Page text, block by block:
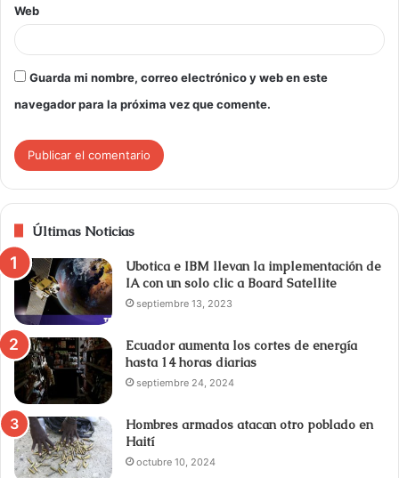
Web
Guarda mi nombre, correo electrónico y web en este
navegador para la próxima vez que comente.
Últimas Noticias
Ubotica e IBM llevan la implementación de
IA con un solo clic a Board Satellite
septiembre 13, 2023
Ecuador aumenta los cortes de energía
hasta 14 horas diarias
septiembre 24, 2024
Hombres armados atacan otro poblado en
Haití
octubre 10, 2024